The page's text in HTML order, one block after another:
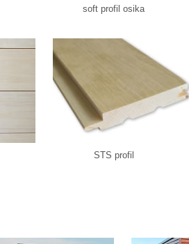
soft profil osika
STS profil